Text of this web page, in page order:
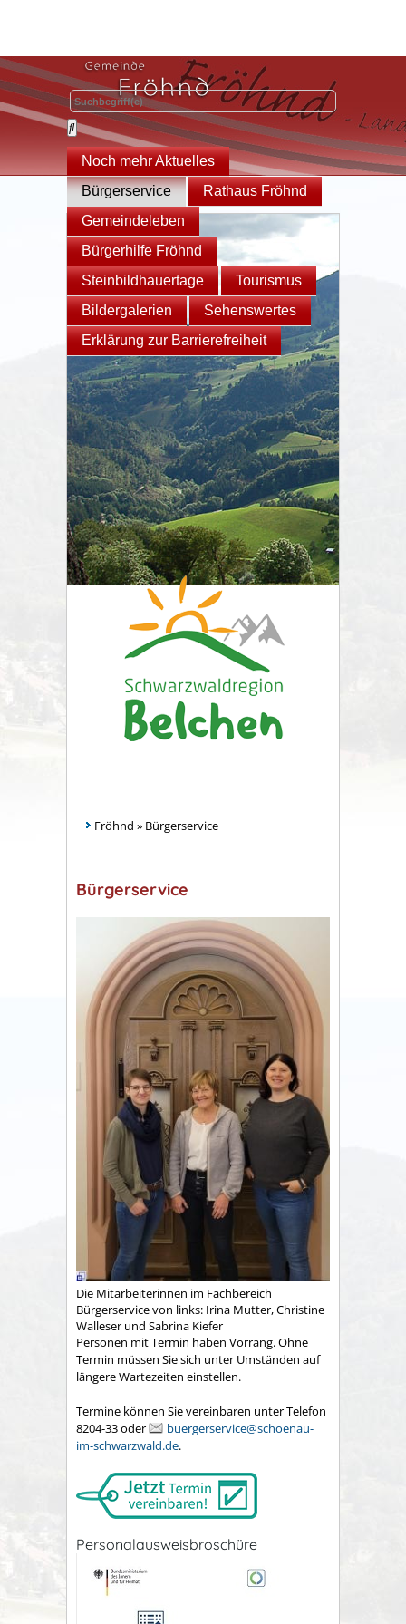
Noch mehr Aktuelles
Bürgerservice
Rathaus Fröhnd
Gemeindeleben
Bürgerhilfe Fröhnd
Steinbildhauertage
Tourismus
Bildergalerien
Sehenswertes
Erklärung zur Barrierefreiheit
Fröhnd » Bürgerservice
Bürgerservice
Die Mitarbeiterinnen im Fachbereich
Bürgerservice von links: Irina Mutter, Christine
Walleser und Sabrina Kiefer
Personen mit Termin haben Vorrang. Ohne
Termin müssen Sie sich unter Umständen auf
längere Wartezeiten einstellen.
Termine können Sie vereinbaren unter Telefon
8204-33 oder
buergerservice@schoenau-
im-schwarzwald.de.
Personalausweisbroschüre